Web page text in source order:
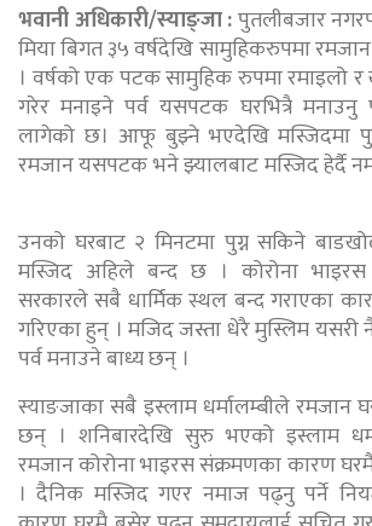
भवानी अधिकारी/स्याङ्जा :पुतलीबजार
मिया बिगत ३५ वर्षदेखि सामुहिकरुपमा
। वर्षको एक पटक सामुहिक रुपमा रमाइलो र
गरेर मनाइने पर्व यसपटक घरभित्रै मनाउनु
लागेको छ। आफू बुझ्ने भएदेखि मस्जिदमा
रमजान यसपटक भने झ्यालबाट मस्जिद हेर्दै
उनको घरबाट २ मिनटमा पुग्न सकिने
मस्जिद अहिले बन्द छ । कोरोना
सरकारले सबै धार्मिक स्थल बन्द गराएका
गरिएका हुन् । मजिद जस्ता धेरै मुस्लिम यसरी
पर्व मनाउने बाध्य छन् ।
स्याङजाका सबै इस्लाम धर्मालम्बीले रमजान
छन् । शनिबारदेखि सुरु भएको इस्लाम
रमजान कोरोना भाइरस संक्रमणका कारण
। दैनिक मस्जिद गएर नमाज पढ्नु पर्ने